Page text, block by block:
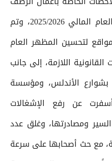
وتركيب الإنترلوك ضمن خطة العام المالي 2025/2026، وتم
لتحسين المظهر العام
القانونية اللازمة، إلى جانب
الأندلس، ومؤسسة
أسفرت عن رفع الإشغالات
ومصادرتها، وغلق عدد
مع حث أصحابها على سرعة